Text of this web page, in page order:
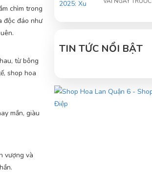
chìm trong
độc đáo như
từ bông
shop hoa
mắn, giàu
vượng và
điệp
VÀI NGÀY TRƯỚC
TIN TỨC NỔI BẬT